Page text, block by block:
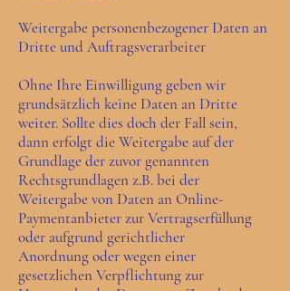
Weitergabe personenbezogener Daten an
Dritte und Auftragsverarbeiter
Ohne Ihre Einwilligung geben wir
grundsätzlich keine Daten an Dritte
weiter. Sollte dies doch der Fall sein,
dann erfolgt die Weitergabe auf der
Grundlage der zuvor genannten
Rechtsgrundlagen z.B. bei der
Weitergabe von Daten an Online-
Paymentanbieter zur Vertragserfüllung
oder aufgrund gerichtlicher
Anordnung oder wegen einer
gesetzlichen Verpflichtung zur